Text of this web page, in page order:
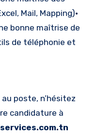
Mail, Mapping)•
bonne maîtrise de
de téléphonie et
poste, n’hésitez
candidature à